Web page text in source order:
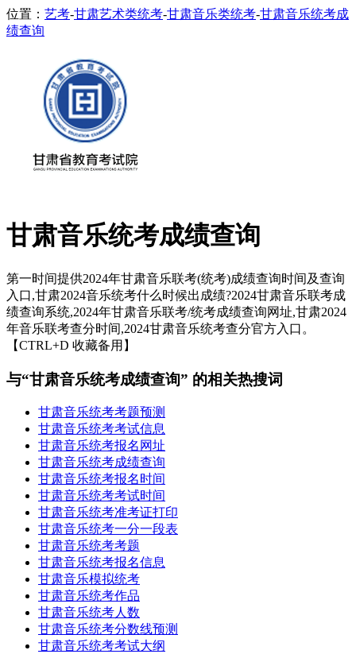
位置： 艺考-甘肃艺术类统考-甘肃音乐类统考-甘肃音乐统考成
绩查询
甘肃音乐统考成绩查询
第一时间提供2024年甘肃音乐联考(统考)成绩查询时间及查询
入口,甘肃2024音乐统考什么时候出成绩?2024甘肃音乐联考成
绩查询系统,2024年甘肃音乐联考/统考成绩查询网址,甘肃2024
年音乐联考查分时间,2024甘肃音乐统考查分官方入口。
【CTRL+D 收藏备用】
与“甘肃音乐统考成绩查询” 的相关热搜词
甘肃音乐统考考题预测
甘肃音乐统考考试信息
甘肃音乐统考报名网址
甘肃音乐统考成绩查询
甘肃音乐统考报名时间
甘肃音乐统考考试时间
甘肃音乐统考准考证打印
甘肃音乐统考一分一段表
甘肃音乐统考考题
甘肃音乐统考报名信息
甘肃音乐模拟统考
甘肃音乐统考作品
甘肃音乐统考人数
甘肃音乐统考分数线预测
甘肃音乐统考考试大纲